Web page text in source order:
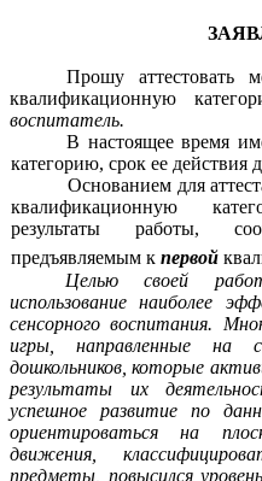
Прошу
квалификационную
воспитатель.
В настоящее время
категорию, срок ее действия
Основанием для
квалификационную
результаты работы,
предъявляемым к первой
Целью своей
использование наиболее
сенсорного воспитания.
игры, направленные на
дошкольников, которые
результаты их
успешное развитие по
ориентироваться на
движения,
предметы, повысился